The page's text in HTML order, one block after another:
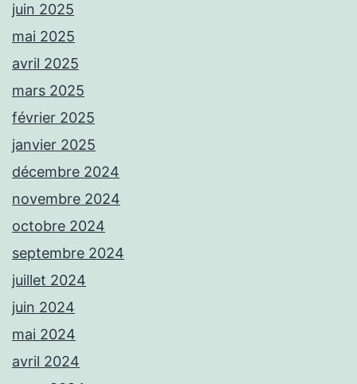
juin 2025
mai 2025
avril 2025
mars 2025
février 2025
janvier 2025
décembre 2024
novembre 2024
octobre 2024
septembre 2024
juillet 2024
juin 2024
mai 2024
avril 2024